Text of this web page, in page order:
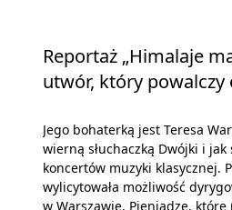
Reportaż „Himalaje
utwór, który powalczy
Jego bohaterką jest Teresa
wierną słuchaczką Dwójki i
koncertów muzyki klasycznej.
wylicytowała możliwość
w Warszawie. Pieniądze, które